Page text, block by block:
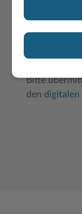
Wenden Sie
ausgefüllt
Bitte
den digitalen